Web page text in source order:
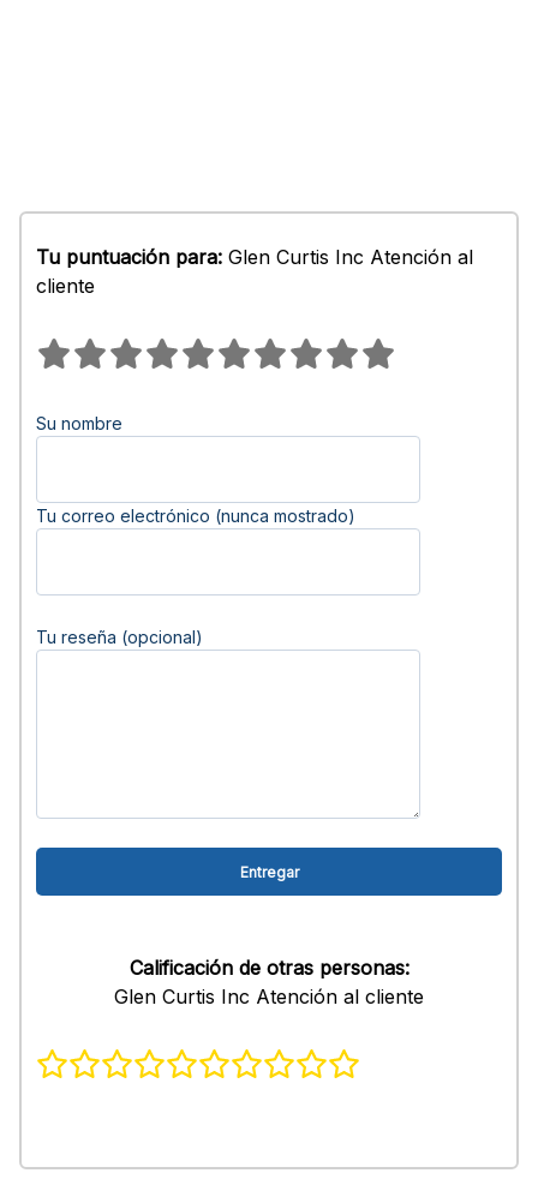
Tu puntuación para: Glen Curtis Inc Atención al
cliente
Su nombre
Tu correo electrónico (nunca mostrado)
Tu reseña (opcional)
Calificación de otras personas:
Glen Curtis Inc Atención al cliente